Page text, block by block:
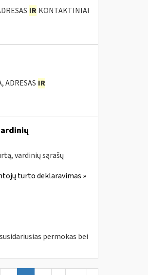
IR KONTAKTINIAI
ADRESAS IR
vardinių sąrašų
turto deklaravimas »
permokas bei